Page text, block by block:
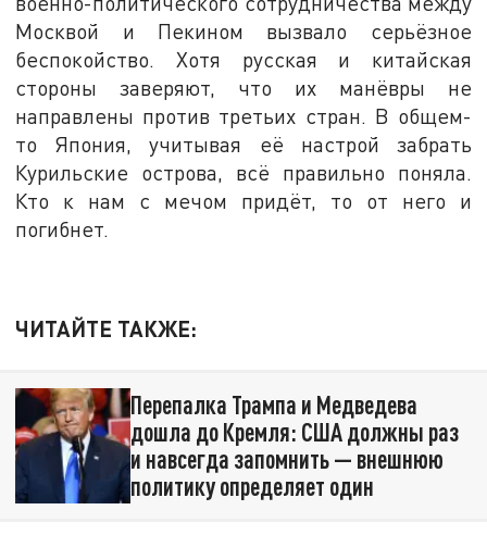
Москвой и Пекином вызвало серьёзное
беспокойство. Хотя русская и китайская
стороны заверяют, что их манёвры не
направлены против третьих стран. В общем-
то Япония, учитывая её настрой забрать
Курильские острова, всё правильно поняла.
Кто к нам с мечом придёт, то от него и
погибнет.
ЧИТАЙТЕ ТАКЖЕ:
Перепалка Трампа и Медведева
дошла до Кремля: США должны раз
и навсегда запомнить — внешнюю
политику определяет один